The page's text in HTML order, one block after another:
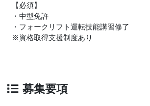
【必須】
・中型免許
・フォークリフト運転技能講習修了
※資格取得支援制度あり
募集要項